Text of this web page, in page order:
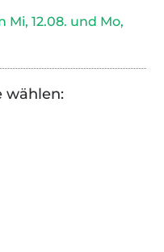
12.08. und Mo,
wählen: